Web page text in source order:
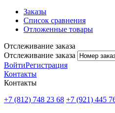
Заказы
Список сравнения
Отложенные товары
Отслеживание заказа
Отслеживание заказа
ВойтиРегистрация
Контакты
Контакты
+7 (812) 748 23 68 +7 (921) 445